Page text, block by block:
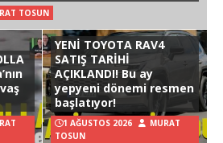
TOSUN
YENİ TOYOTA RAV4
SATIŞ TARİHİ
AÇIKLANDI! Bu ay
yepyeni dönemi resmen
başlatıyor!
1 AĞUSTOS 2026
MURAT
TOSUN